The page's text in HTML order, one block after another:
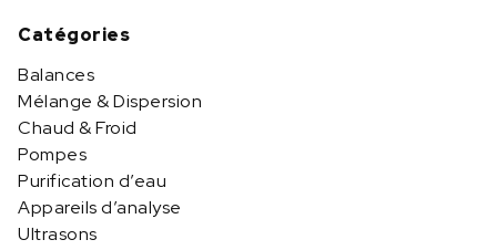
Catégories
Balances
Mélange & Dispersion
Chaud & Froid
Pompes
Purification d’eau
Appareils d’analyse
Ultrasons